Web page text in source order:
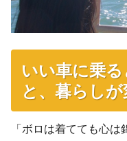
いい車に乗
と、暮らし
「ボロは着てても心